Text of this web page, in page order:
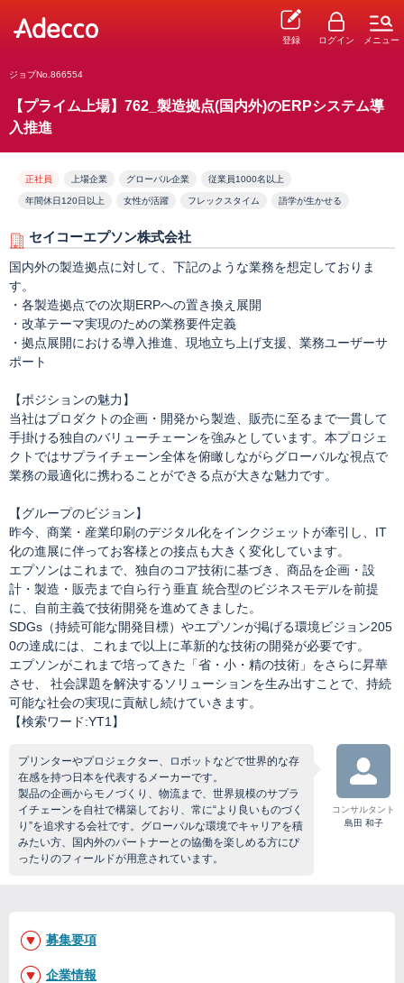
登録 ログイン メニュー
ジョブNo.866554
【プライム上場】762_製造拠点(国内外)のERPシステム導
入推進
正社員 上場企業 グローバル企業 従業員1000名以上
年間休日120日以上 女性が活躍 フレックスタイム 語学が生かせる
セイコーエプソン株式会社
国内外の製造拠点に対して、下記のような業務を想定しておりま
す。
・各製造拠点での次期ERPへの置き換え展開
・改革テーマ実現のための業務要件定義
・拠点展開における導入推進、現地立ち上げ支援、業務ユーザーサ
ポート
【ポジションの魅力】
当社はプロダクトの企画・開発から製造、販売に至るまで一貫して
手掛ける独自のバリューチェーンを強みとしています。本プロジェ
クトではサプライチェーン全体を俯瞰しながらグローバルな視点で
業務の最適化に携わることができる点が大きな魅力です。
【グループのビジョン】
昨今、商業・産業印刷のデジタル化をインクジェットが牽引し、IT
化の進展に伴ってお客様との接点も大きく変化しています。
エプソンはこれまで、独自のコア技術に基づき、商品を企画・設
計・製造・販売まで自ら行う垂直 統合型のビジネスモデルを前提
に、自前主義で技術開発を進めてきました。
SDGs（持続可能な開発目標）やエプソンが掲げる環境ビジョン205
0の達成には、これまで以上に革新的な技術の開発が必要です。
エプソンがこれまで培ってきた「省・小・精の技術」をさらに昇華
させ、 社会課題を解決するソリューションを生み出すことで、持続
可能な社会の実現に貢献し続けていきます。
【検索ワード:YT1】
プリンターやプロジェクター、ロボットなどで世界的な存
在感を持つ日本を代表するメーカーです。
製品の企画からモノづくり、物流まで、世界規模のサプラ
イチェーンを自社で構築しており、常に“より良いものづく
り”を追求する会社です。グローバルな環境でキャリアを積
みたい方、国内外のパートナーとの協働を楽しめる方にぴ
ったりのフィールドが用意されています。
コンサルタント
島田 和子
募集要項
企業情報